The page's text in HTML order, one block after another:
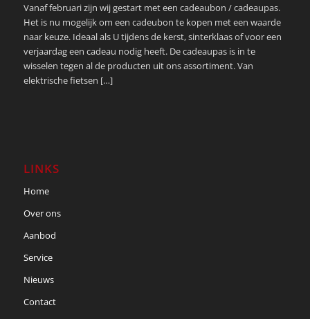
Vanaf februari zijn wij gestart met een cadeaubon / cadeaupas.
Het is nu mogelijk om een cadeubon te kopen met een waarde
naar keuze. Ideaal als U tijdens de kerst, sinterklaas of voor een
verjaardag een cadeau nodig heeft. De cadeaupas is in te
wisselen tegen al de producten uit ons assortiment. Van
elektrische fietsen […]
LINKS
Home
Over ons
Aanbod
Service
Nieuws
Contact